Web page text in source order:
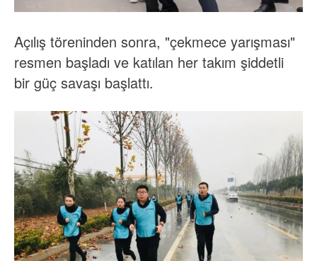
Açılış töreninden sonra, "çekmece yarışması"
resmen başladı ve katılan her takım şiddetli
bir güç savaşı başlattı.